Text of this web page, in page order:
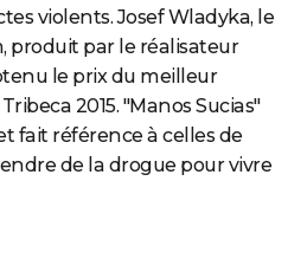
violents. Josef Wladyka, le
produit par le réalisateur
le prix du meilleur
2015. "Manos Sucias"
fait référence à celles de
de la drogue pour vivre